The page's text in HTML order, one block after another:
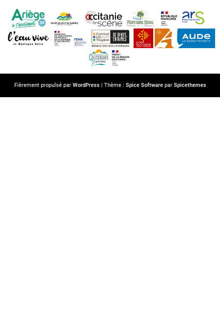
Fièrement propulsé par WordPress| Thème : Spice Softwarepar Spicethemes